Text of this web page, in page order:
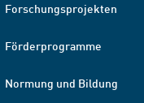
Forschungsprojekten
Förderprogramme
Normung und Bildung